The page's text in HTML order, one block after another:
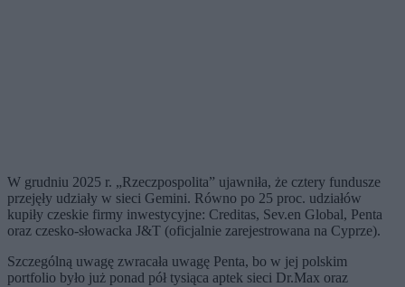
W grudniu 2025 r. „Rzeczpospolita” ujawniła, że cztery fundusze
przejęły udziały w sieci Gemini. Równo po 25 proc. udziałów
kupiły czeskie firmy inwestycyjne: Creditas, Sev.en Global, Penta
oraz czesko-słowacka J&T (oficjalnie zarejestrowana na Cyprze).
Szczególną uwagę zwracała uwagę Penta, bo w jej polskim
portfolio było już ponad pół tysiąca aptek sieci Dr.Max oraz